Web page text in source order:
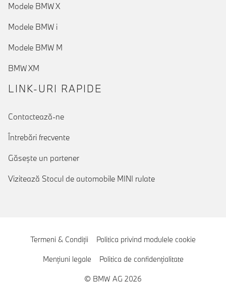
Modele BMW X
Modele BMW i
Modele BMW M
BMW XM
LINK-URI RAPIDE
Contactează-ne
Întrebări frecvente
Găseşte un partener
Vizitează Stocul de automobile MINI rulate
Termeni & Condiţii Politica privind modulele cookie
Menţiuni legale Politica de confidenţialitate
© BMW AG 2026